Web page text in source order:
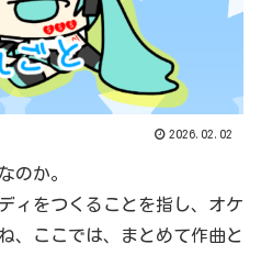
2026.02.02
のか。
ィをつくることを指し、オケ
、ここでは、まとめて作曲と